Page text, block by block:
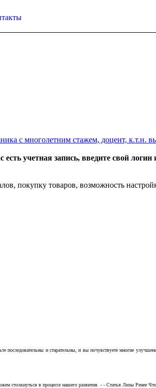
с многолетним стажем, доцент, к.т.н.
учетная запись, введите свой
покупку товаров, возможность
и старательны, и вы почувствуете многие
столкнуться в процессе нашего развития. - - Статья Лизы Ренее Что